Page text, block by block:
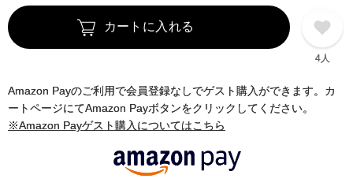
カートに入れる
4人
Amazon Payのご利用で会員登録なしでゲスト購入ができます。カ
ートページにてAmazon Payボタンをクリックしてください。
※Amazon Payゲスト購入についてはこちら